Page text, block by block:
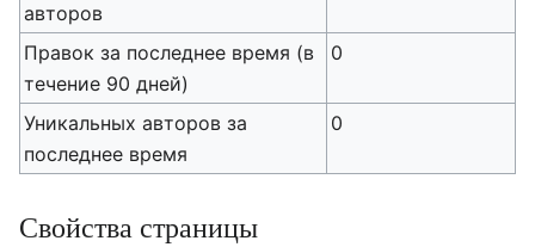
авторов
Правок за последнее время (в
течение 90 дней)
0
Уникальных авторов за
последнее время
0
Свойства страницы